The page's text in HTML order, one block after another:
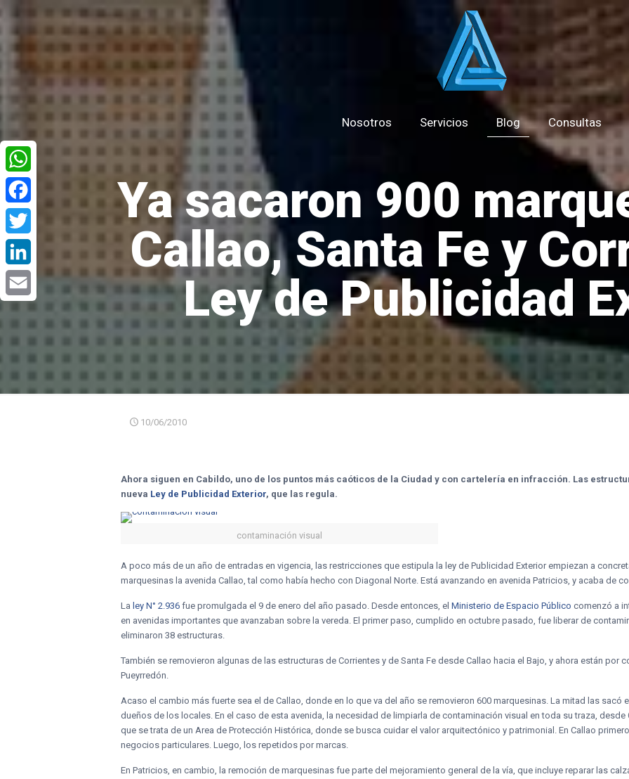
Nosotros Servicios Blog Consultas
Ya sacaron 900
Callao, Santa Fe y
Ley de Publicidad
10/06/2010
Ahora siguen en Cabildo, uno de los puntos más caóticos de la Ciudad y con cartelería en infracción. Las
nueva Ley de Publicidad Exterior, que las regula.
contaminación visual
A poco más de un año de entradas en vigencia, las restricciones que estipula la ley de Publicidad Exterior empiezan a
marquesinas la avenida Callao, tal como había hecho con Diagonal Norte. Está avanzando en avenida Patricios, y acaba de
La ley N° 2.936 fue promulgada el 9 de enero del año pasado. Desde entonces, elMinisterio de Espacio Público comenzó a
en avenidas importantes que avanzaban sobre la vereda. El primer paso, cumplido en octubre pasado, fue liberar de
eliminaron 38 estructuras.
También se removieron algunas de las estructuras de Corrientes y de Santa Fe desde Callao hacia el Bajo, y ahora están por
Pueyrredón.
Acaso el cambio más fuerte sea el de Callao, donde en lo que va del año se removieron 600 marquesinas. La mitad las
dueños de los locales. En el caso de esta avenida, la necesidad de limpiarla de contaminación visual en toda su traza,
que se trata de un Area de Protección Histórica, donde se busca cuidar el valor arquitectónico y patrimonial. En Callao
negocios particulares. Luego, los repetidos por marcas.
En Patricios, en cambio, la remoción de marquesinas fue parte del mejoramiento general de la vía, que incluye reparar las
WhatsApp
Facebook
Twitter
LinkedIn